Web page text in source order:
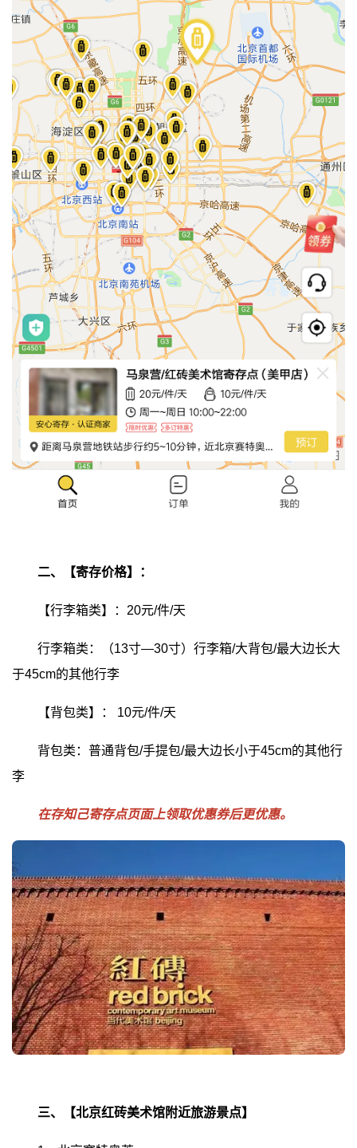
二、【寄存价格】：
【行李箱类】：20元/件/天
行李箱类：（13寸—30寸）行李箱/大背包/最大边长大
于45cm的其他行李
【背包类】： 10元/件/天
背包类：普通背包/手提包/最大边长小于45cm的其他行
李
在存知己寄存点页面上领取优惠券后更优惠。
三、【北京红砖美术馆附近旅游景点】